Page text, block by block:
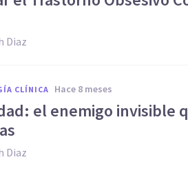
Diaz
CLÍNICA hace 8 meses
el enemigo invisible
Diaz